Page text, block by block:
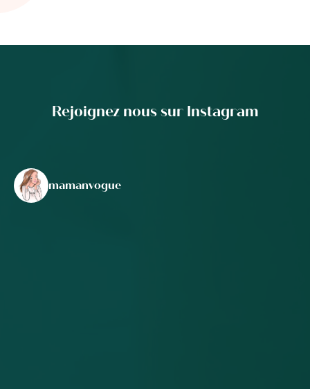
Rejoignez nous sur Instagram
mamanvogue